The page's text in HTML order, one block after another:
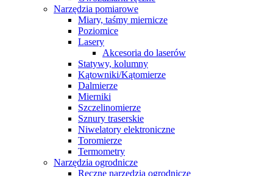
Narzędzia pomiarowe
Miary, taśmy miernicze
Poziomice
Lasery
Akcesoria do laserów
Statywy, kolumny
Kątowniki/Kątomierze
Dalmierze
Mierniki
Szczelinomierze
Sznury traserskie
Niwelatory elektroniczne
Toromierze
Termometry
Narzędzia ogrodnicze
Ręczne narzędzia ogrodnicze